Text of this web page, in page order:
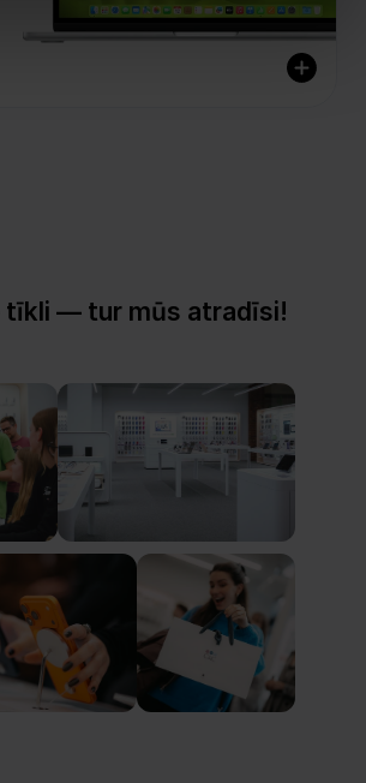
tīkli — tur mūs atradīsi!